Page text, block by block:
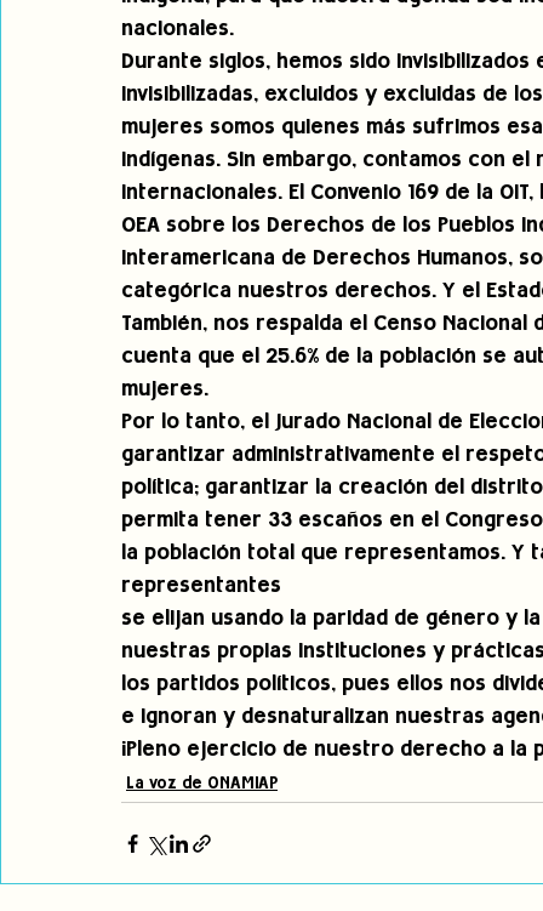
nacionales.
Durante siglos, hemos sido invisibilizados
invisibilizadas, excluidos y excluidas de
mujeres somos quienes más sufrimos
indígenas. Sin embargo, contamos con
internacionales. El Convenio 169 de la
OEA sobre los Derechos de los Pueblos
Interamericana de Derechos Humanos,
categórica nuestros derechos. Y el
También, nos respalda el Censo Nacional
cuenta que el 25.6% de la población se
mujeres.
Por lo tanto, el Jurado Nacional de
garantizar administrativamente el
política; garantizar la creación del
permita tener 33 escaños en el
la población total que representamos. Y
representantes
se elijan usando la paridad de género y
nuestras propias instituciones y
los partidos políticos, pues ellos nos
e ignoran y desnaturalizan nuestras
¡Pleno ejercicio de nuestro derecho a la
La voz de ONAMIAP